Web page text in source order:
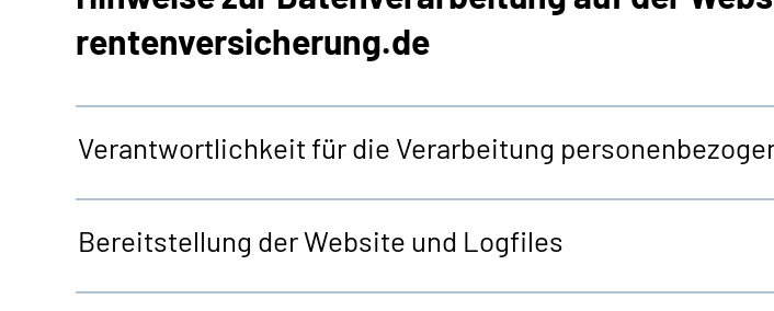
rentenversicherung.de
Verantwortlichkeit für die Verarbeitung
Bereitstellung derWebsite und Logfiles